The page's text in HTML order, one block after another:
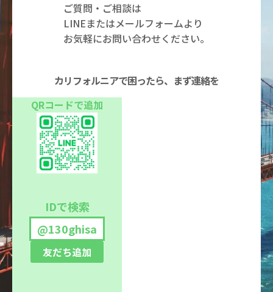
ご質問・ご相談は
LINEまたはメールフォームより
お気軽にお問い合わせください。
カリフォルニアで困ったら、まず連絡を
QRコードで追加
IDで検索
@130ghisa
友だち追加